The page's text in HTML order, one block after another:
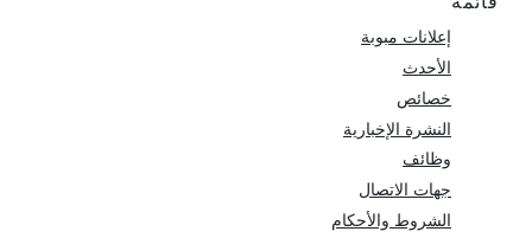
إعلانات مبوبة
الأحدث
خصائص
النشرة الإخبارية
وظائف
جهات الاتصال
الشروط والأحكام